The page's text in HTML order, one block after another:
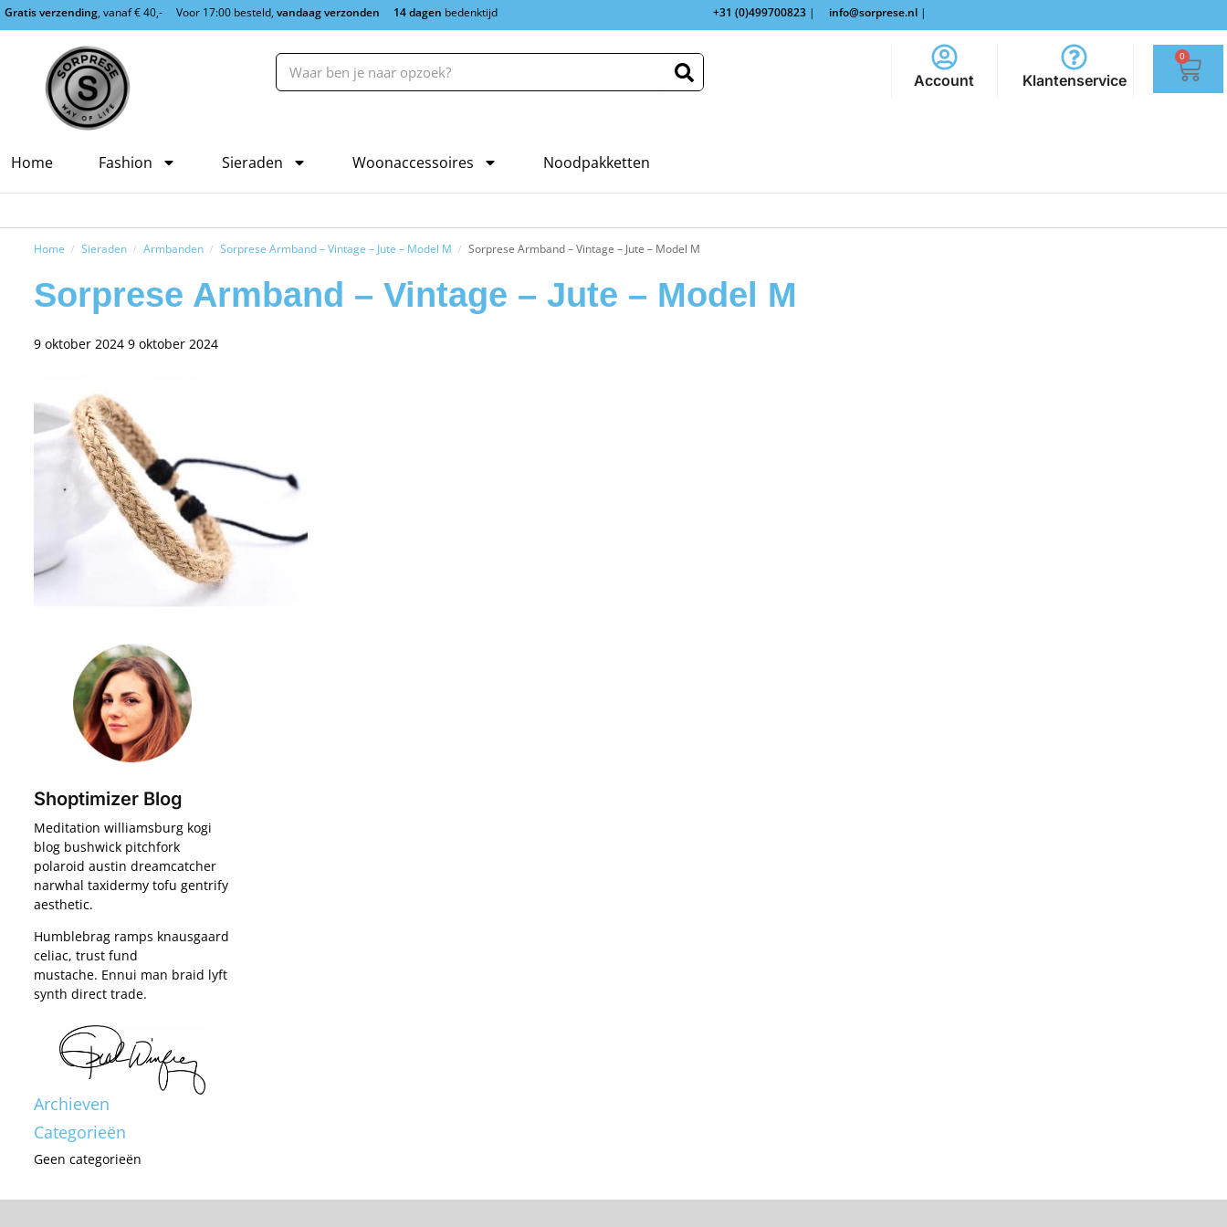
Gratis verzending, vanaf € 40,- Voor 17:00 besteld,vandaag verzonden 14 dagen bedenktijd +31 (0)499700823 | info@sorprese.nl |
Account Klantenservice
0
Home Fashion Sieraden Woonaccessoires Noodpakketten
Home / Sieraden / Armbanden / Sorprese Armband – Vintage – Jute – Model M / Sorprese Armband – Vintage – Jute – Model M
Sorprese Armband – Vintage – Jute – Model M
9 oktober 2024 9 oktober 2024
Shoptimizer Blog
Meditation williamsburg kogi
blog bushwick pitchfork
polaroid austin dreamcatcher
narwhal taxidermy tofu gentrify
aesthetic.
Humblebrag ramps knausgaard
celiac, trust fund
mustache. Ennui man braid lyft
synth direct trade.
Archieven
Categorieën
Geen categorieën